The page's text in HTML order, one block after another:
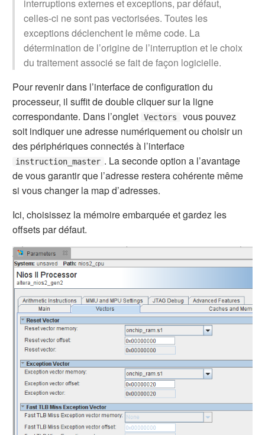
interruptions externes et exceptions, par défaut,
celles-ci ne sont pas vectorisées. Toutes les
exceptions déclenchent le même code. La
détermination de l’origine de l’interruption et le choix
du traitement associé se fait de façon logicielle.
Pour revenir dans l’interface de configuration du
processeur, il suffit de double cliquer sur la ligne
correspondante. Dans l’onglet Vectors
vous pouvez
soit indiquer une adresse numériquement ou choisir un
des périphériques connectés à l’interface
instruction_master . La seconde option a l’avantage
de vous garantir que l’adresse restera cohérente même
si vous changer la map d’adresses.
Ici, choisissez la mémoire embarquée et gardez les
offsets par défaut.